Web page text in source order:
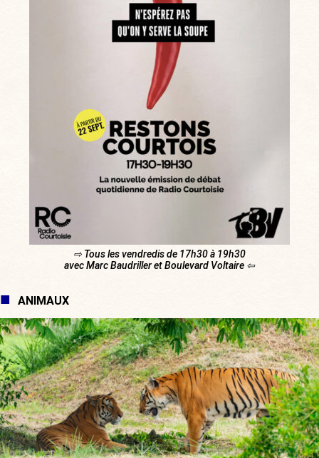
⇨ Tous les vendredis de 17h30 à 19h30
avec Marc Baudriller et Boulevard Voltaire ⇦
ANIMAUX